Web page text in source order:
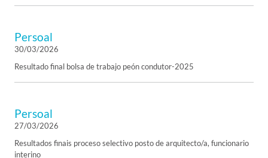
Persoal
30/03/2026
Resultado final bolsa de trabajo peón condutor-2025
Persoal
27/03/2026
Resultados finais proceso selectivo posto de arquitecto/a, funcionario
interino